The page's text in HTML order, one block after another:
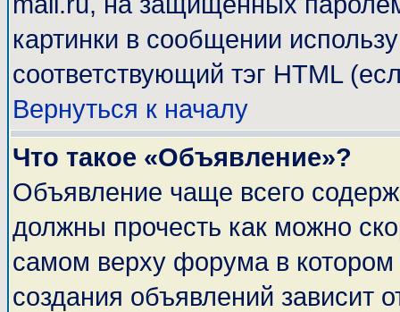
картинки в сообщении
соответствующий тэг HTML
Вернуться к началу
Что такое «Объявление»?
Объявление чаще всего
должны прочесть как можно
самом верху форума в
создания объявлений зависит